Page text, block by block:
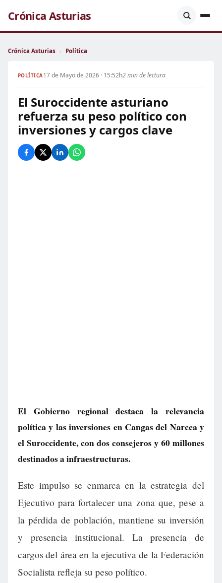
Crónica Asturias
Crónica Asturias › Política
POLÍTICA17 de Mayo de 2026 · 15:52h2 min de lectura
El Suroccidente asturiano
refuerza su peso político con
inversiones y cargos clave
El Gobierno regional destaca la relevancia
política y las inversiones en Cangas del Narcea y
el Suroccidente, con dos consejeros y 60 millones
destinados a infraestructuras.
Este impulso se enmarca en la estrategia del
Ejecutivo para fortalecer una zona que, pese a
la pérdida de población, mantiene su inversión
y presencia institucional. La presencia de
cargos del área en la ejecutiva de la Federación
Socialista refleja su peso político.